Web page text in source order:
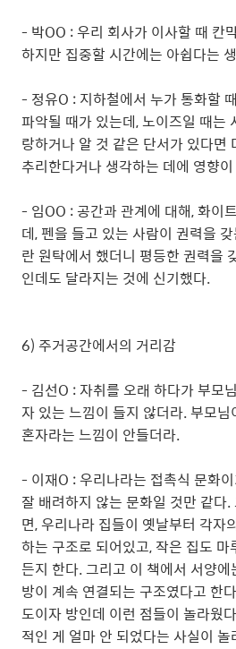
- 박OO : 우리 회사가 이사할 때 칸
하지만 집중할 시간에는 아쉽다는
- 정유O : 지하철에서 누가 통화할
파악될 때가 있는데, 노이즈일 때는
랑하거나 알 것 같은 단서가 있다면
추리한다거나 생각하는 데에 영향
- 임OO : 공간과 관계에 대해, 화이
데, 펜을 들고 있는 사람이 권력을
란 원탁에서 했더니 평등한 권력을
인데도 달라지는 것에 신기했다.
6) 주거공간에서의 거리감
- 김선O : 자취를 오래 하다가 부모
자 있는 느낌이 들지 않더라. 부모
혼자라는 느낌이 안들더라.
- 이재O : 우리나라는 접촉식 문화
잘 배려하지 않는 문화일 것만 같다
면, 우리나라 집들이 옛날부터 각자
하는 구조로 되어있고, 작은 집도
든지 한다. 그리고 이 책에서 서양
방이 계속 연결되는 구조였다고 한
도이자 방인데 이런 점들이 놀라웠
적인 게 얼마 안 되었다는 사실이 놀